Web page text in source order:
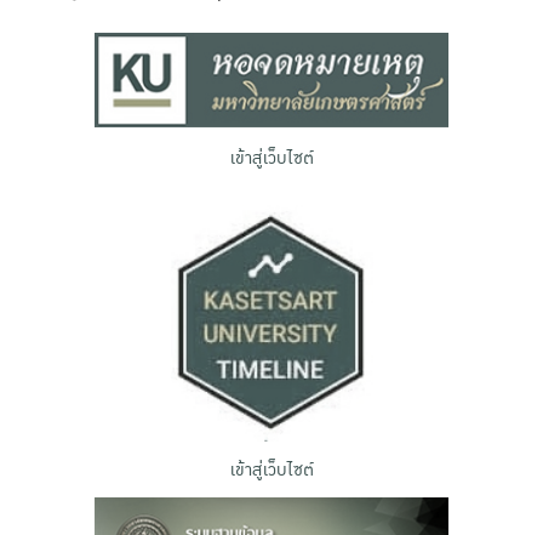
เข้าสู่เว็บไซต์
เข้าสู่เว็บไซต์